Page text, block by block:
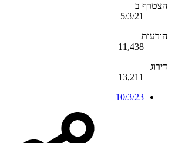
הצטרף ב
5/3/21
הודעות
11,438
דירוג
13,211
10/3/23